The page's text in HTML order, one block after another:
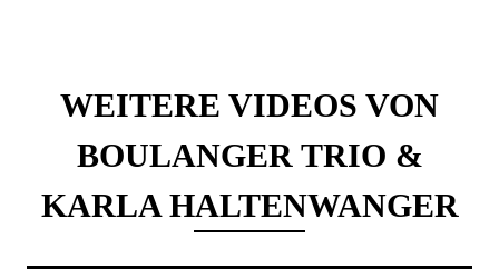
WEITERE VIDEOS VON
BOULANGER TRIO &
KARLA HALTENWANGER